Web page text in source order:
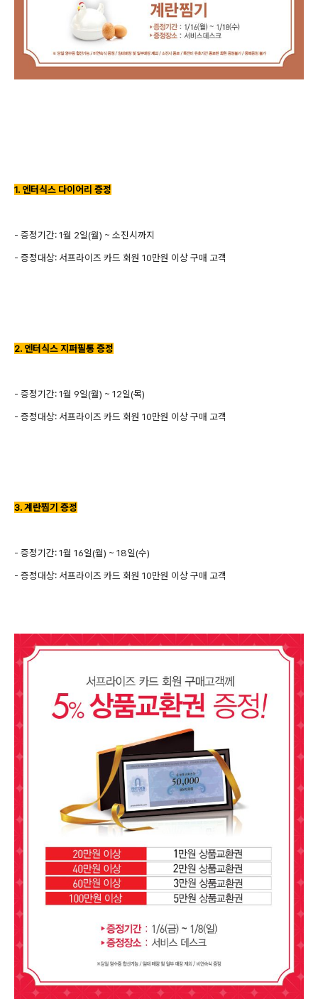
1. 엔터식스 다이어리 증정
- 증정기간: 1월 2일(월) ~ 소진시까지
- 증정대상: 서프라이즈 카드 회원 10만원 이상 구매 고객
2. 엔터식스 지퍼필통 증정
- 증정기간: 1월 9일(월) ~ 12일(목)
- 증정대상: 서프라이즈 카드 회원 10만원 이상 구매 고객
3. 계란찜기 증정
- 증정기간: 1월 16일(월) ~ 18일(수)
- 증정대상: 서프라이즈 카드 회원 10만원 이상 구매 고객